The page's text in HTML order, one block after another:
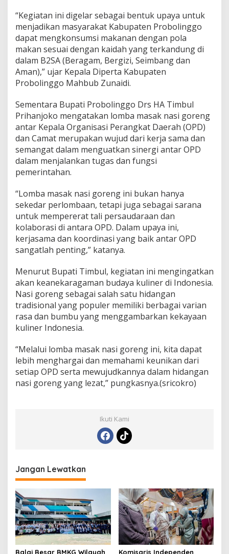
“Kegiatan ini digelar sebagai bentuk upaya untuk
menjadikan masyarakat Kabupaten Probolinggo
dapat mengkonsumsi makanan dengan pola
makan sesuai dengan kaidah yang terkandung di
dalam B2SA (Beragam, Bergizi, Seimbang dan
Aman),” ujar Kepala Diperta Kabupaten
Probolinggo Mahbub Zunaidi.
Sementara Bupati Probolinggo Drs HA Timbul
Prihanjoko mengatakan lomba masak nasi goreng
antar Kepala Organisasi Perangkat Daerah (OPD)
dan Camat merupakan wujud dari kerja sama dan
semangat dalam menguatkan sinergi antar OPD
dalam menjalankan tugas dan fungsi
pemerintahan.
“Lomba masak nasi goreng ini bukan hanya
sekedar perlombaan, tetapi juga sebagai sarana
untuk mempererat tali persaudaraan dan
kolaborasi di antara OPD. Dalam upaya ini,
kerjasama dan koordinasi yang baik antar OPD
sangatlah penting,” katanya.
Menurut Bupati Timbul, kegiatan ini mengingatkan
akan keanekaragaman budaya kuliner di Indonesia.
Nasi goreng sebagai salah satu hidangan
tradisional yang populer memiliki berbagai varian
rasa dan bumbu yang menggambarkan kekayaan
kuliner Indonesia.
“Melalui lomba masak nasi goreng ini, kita dapat
lebih menghargai dan memahami keunikan dari
setiap OPD serta mewujudkannya dalam hidangan
nasi goreng yang lezat,” pungkasnya.(sricokro)
Ikuti Kami
Jangan Lewatkan
Balai Besar BMKG Wilayah Komisaris Independen